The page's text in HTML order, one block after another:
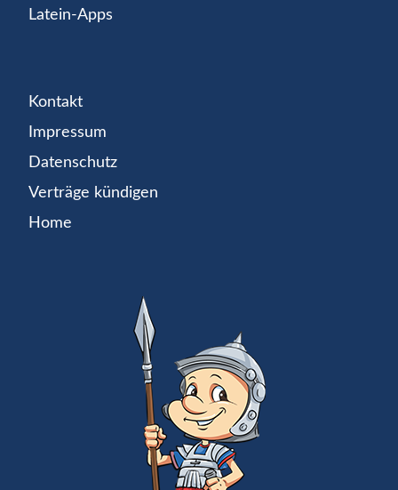
Latein-Apps
Kontakt
Impressum
Datenschutz
Verträge kündigen
Home